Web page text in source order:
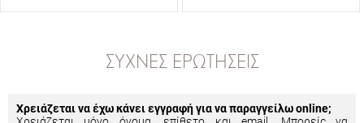
ΣΥΧΝΈΣ ΕΡΩΤΉΣΕΙΣ
Χρειάζεται να έχω κάνει εγγραφή για να παραγγείλω online;